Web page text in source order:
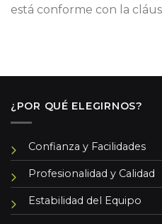
está conforme con la
¿POR QUÉ ELEGIRNOS?
Confianza y Facilidades
Profesionalidad y Calidad
Estabilidad del Equipo